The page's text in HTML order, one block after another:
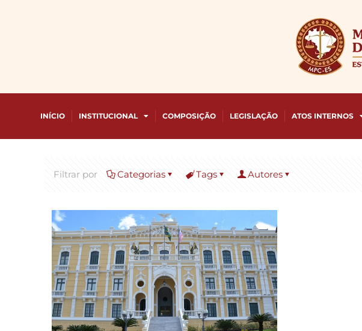
INÍCIO INSTITUCIONAL COMPOSIÇÃO LEGISLAÇÃO ATOS INTERNOS
Filtrar por Categorias Tags Autores